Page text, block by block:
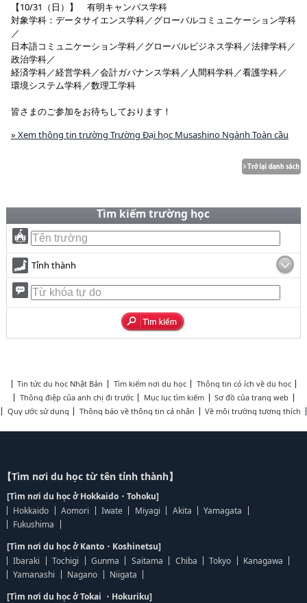
【10/31（日）】 有明キャンパス学科
対象学科：データサイエンス学科／グローバルコミュニケーション学科
／
日本語コミュニケーション学科／グローバルビジネス学科／法律学科／
政治学科／
経済学科／経営学科／会計ガバナンス学科／人間科学科／看護学科／
環境システム学科／数理工学科
皆さまのご参加をお待ちしております！
» Xem thông tin trường Trường Đại học Musashino Ngành Toàn cầu
Tìm kiếm trường học
Tỉnh thành
Tin tức du học Nhật Bản Tìm kiếm nơi du học
Thông tin có ích về du học
Thông điệp của anh chị đi trước
Mục lục tìm kiếm
Sơ đồ của trang web
Quy ước sử dụng
Thông báo về thông tin cá nhân Về môi trường tương thích
【Tìm nơi du học từ tên tỉnh thành】
[Tìm nơi du học ở Hokkaido・Tohoku]
Hokkaido
Aomori Iwate Miyagi Akita
Yamagata
Fukushima
[Tìm nơi du học ở Kanto・Koshinetsu]
Ibaraki
Tochigi Gunma Saitama Chiba Tokyo
Kanagawa
Yamanashi
Nagano
Niigata
[Tìm nơi du học ở Tokai ・Hokuriku]